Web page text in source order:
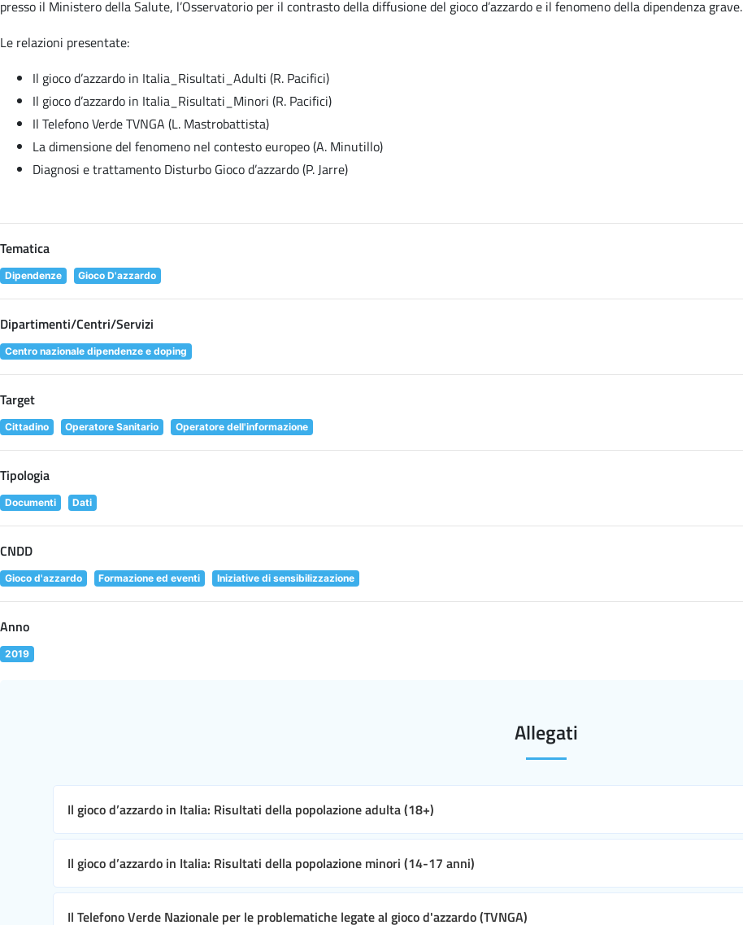
presso il Ministero della Salute, l’Osservatorio per il contrasto della diffusione del gioco d’azzardo e il fenomeno della dipendenza grave.
Le relazioni presentate:
Il gioco d’azzardo in Italia_Risultati_Adulti (R. Pacifici)
Il gioco d’azzardo in Italia_Risultati_Minori (R. Pacifici)
Il Telefono Verde TVNGA (L. Mastrobattista)
La dimensione del fenomeno nel contesto europeo (A. Minutillo)
Diagnosi e trattamento Disturbo Gioco d’azzardo (P. Jarre)
Tematica
Dipendenze Gioco D'azzardo
Dipartimenti/Centri/Servizi
Centro nazionale dipendenze e doping
Target
Cittadino Operatore Sanitario Operatore dell'informazione
Tipologia
Documenti Dati
CNDD
Gioco d'azzardo Formazione ed eventi Iniziative di sensibilizzazione
Anno
2019
Allegati
Il gioco d’azzardo in Italia: Risultati della popolazione adulta (18+)
Il gioco d’azzardo in Italia: Risultati della popolazione minori (14-17 anni)
Il Telefono Verde Nazionale per le problematiche legate al gioco d'azzardo (TVNGA)